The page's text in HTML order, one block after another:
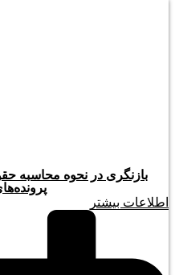
بازنگری در نحوه محاسبه
اطلاعات بیشتر